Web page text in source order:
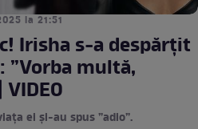
la 21:51
Irisha s-a despărţit
”Vorba multă,
ei și-au spus ”adio”.